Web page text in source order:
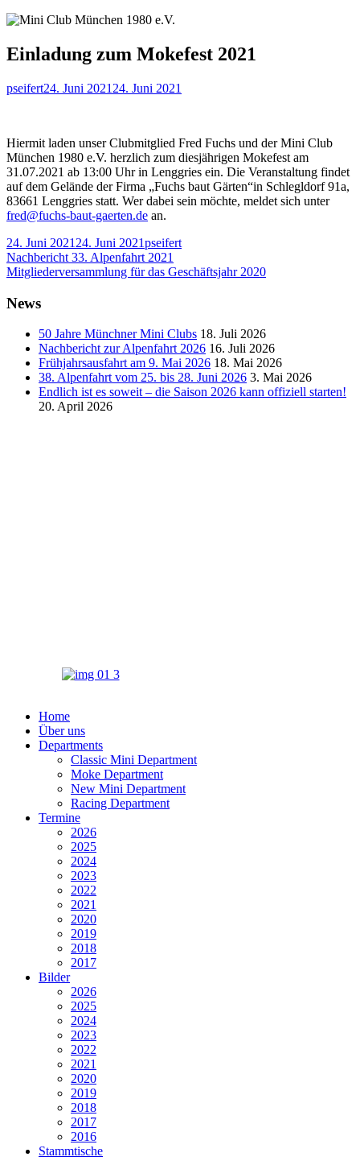
Einladung zum Mokefest 2021
Autor
pseifertVeröffentlicht
24. Juni 2021 24. Juni 2021
Hiermit laden unser Clubmitglied Fred Fuchs und der Mini Club
München 1980 e.V. herzlich zum diesjährigen Mokefest am
31.07.2021 ab 13:00 Uhr in Lenggries ein. Die Veranstaltung findet
auf dem Gelände der Firma „Fuchs baut Gärten“in Schlegldorf 91a,
83661 Lenggries statt. Wer dabei sein möchte, meldet sich unter
fred@fuchs-baut-gaerten.de an.
Veröffentlicht
am
24. Juni 2021 24. Juni 2021Autor
pseifert
Beitragsnavigation
Vorheriger
Beitrag:
Nachbericht 33. Alpenfahrt 2021
Nächster
Mitgliederversammlung für das Geschäftsjahr 2020
Haupt-
Seitenleiste
News
50 Jahre Münchner Mini Clubs 18. Juli 2026
Nachbericht zur Alpenfahrt 2026 16. Juli 2026
Frühjahrsausfahrt am 9. Mai 2026 18. Mai 2026
38. Alpenfahrt vom 25. bis 28. Juni 2026 3. Mai 2026
Endlich ist es soweit – die Saison 2026 kann offiziell starten!
20. April 2026
Home
Über uns
Departments
Classic Mini Department
Moke Department
New Mini Department
Racing Department
Termine
2026
2025
2024
2023
2022
2021
2020
2019
2018
2017
Bilder
2026
2025
2024
2023
2022
2021
2020
2019
2018
2017
2016
Stammtische